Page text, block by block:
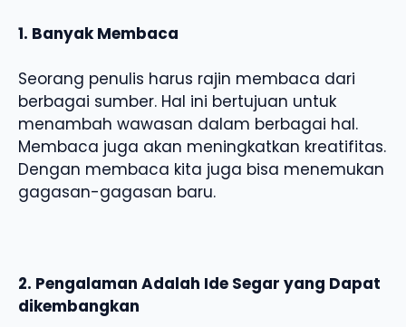
1. Banyak Membaca
Seorang penulis harus rajin membaca dari
berbagai sumber. Hal ini bertujuan untuk
menambah wawasan dalam berbagai hal.
Membaca juga akan meningkatkan kreatifitas.
Dengan membaca kita juga bisa menemukan
gagasan-gagasan baru.
2. Pengalaman Adalah Ide Segar yang Dapat
dikembangkan